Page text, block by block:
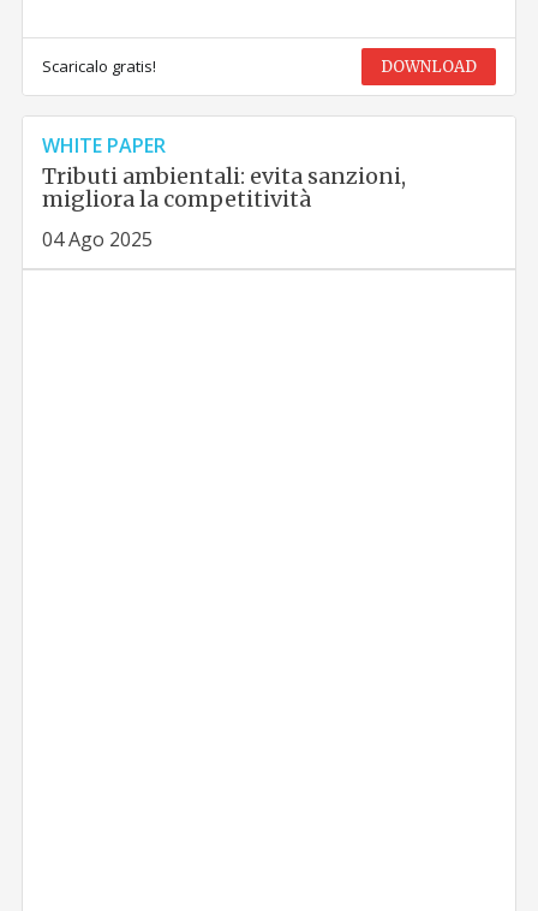
Scaricalo gratis! DOWNLOAD
WHITE PAPER
Tributi ambientali: evita sanzioni,
migliora la competitività
04 Ago 2025